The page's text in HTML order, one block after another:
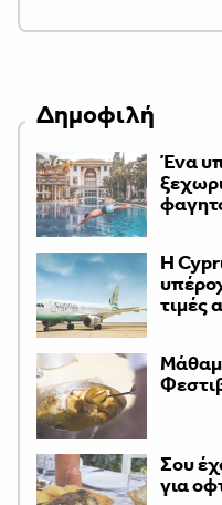
Δημοφιλή
Ένα
H
τιμές
Σου
για